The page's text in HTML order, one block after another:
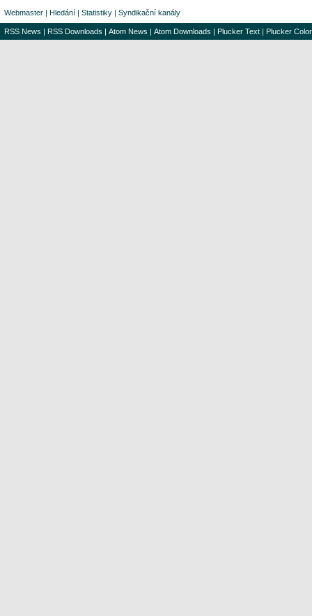
Webmaster | Hledání | Statistiky | Syndikační kanály
RSS News | RSS Downloads | Atom News | Atom Downloads | Plucker Text | Plucker Color